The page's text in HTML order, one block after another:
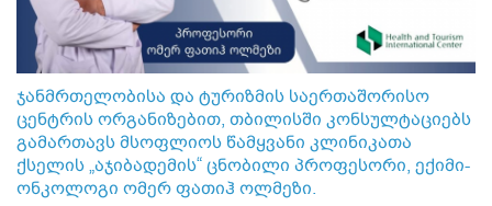
ჯანმრთელობისა და ტურიზმის საერთაშორისო
ცენტრის ორგანიზებით, თბილისში კონსულტაციებს
გამართავს მსოფლიოს წამყვანი კლინიკათა
ქსელის „აჯიბადემის“ ცნობილი პროფესორი, ექიმი-
ონკოლოგი ომერ ფათიჰ ოლმეზი.